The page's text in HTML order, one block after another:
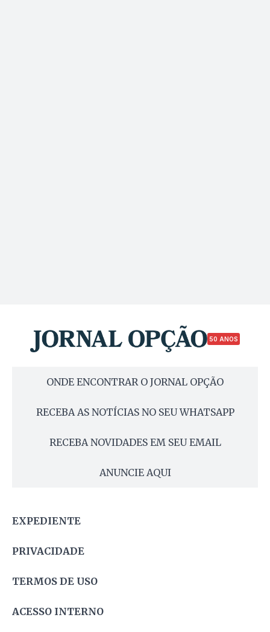
50 ANOS
ONDE ENCONTRAR O JORNAL OPÇÃO
RECEBA AS NOTÍCIAS NO SEU WHATSAPP
RECEBA NOVIDADES EM SEU EMAIL
ANUNCIE AQUI
EXPEDIENTE
PRIVACIDADE
TERMOS DE USO
ACESSO INTERNO